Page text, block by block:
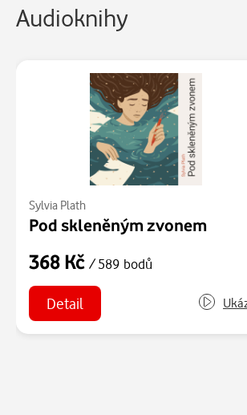
Audioknihy
Sylvia Plath
Pod skleněným zvonem
368 Kč / 589 bodů
Detail